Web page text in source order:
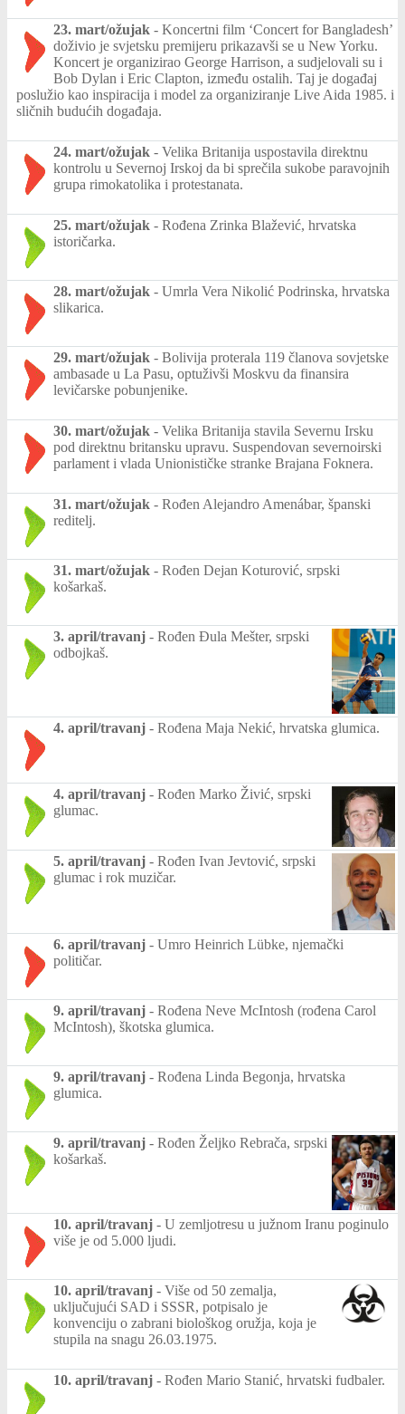
23. mart/ožujak - Koncertni film ‘Concert for Bangladesh’
doživio je svjetsku premijeru prikazavši se u New Yorku.
Koncert je organizirao George Harrison, a sudjelovali su i
Bob Dylan i Eric Clapton, između ostalih. Taj je događaj
poslužio kao inspiracija i model za organiziranje Live Aida 1985. i
sličnih budućih događaja.
24. mart/ožujak - Velika Britanija uspostavila direktnu
kontrolu u Severnoj Irskoj da bi sprečila sukobe paravojnih
grupa rimokatolika i protestanata.
25. mart/ožujak - Rođena Zrinka Blažević, hrvatska
istoričarka.
28. mart/ožujak - Umrla Vera Nikolić Podrinska, hrvatska
slikarica.
29. mart/ožujak - Bolivija proterala 119 članova sovjetske
ambasade u La Pasu, optuživši Moskvu da finansira
levičarske pobunjenike.
30. mart/ožujak - Velika Britanija stavila Severnu Irsku
pod direktnu britansku upravu. Suspendovan severnoirski
parlament i vlada Unionističke stranke Brajana Foknera.
31. mart/ožujak - Rođen Alejandro Amenábar, španski
reditelj.
31. mart/ožujak - Rođen Dejan Koturović, srpski
košarkaš.
3. april/travanj - Rođen Đula Mešter, srpski
odbojkaš.
4. april/travanj - Rođena Maja Nekić, hrvatska glumica.
4. april/travanj - Rođen Marko Živić, srpski
glumac.
5. april/travanj - Rođen Ivan Jevtović, srpski
glumac i rok muzičar.
6. april/travanj - Umro Heinrich Lübke, njemački
političar.
9. april/travanj - Rođena Neve McIntosh (rođena Carol
McIntosh), škotska glumica.
9. april/travanj - Rođena Linda Begonja, hrvatska
glumica.
9. april/travanj - Rođen Željko Rebrača, srpski
košarkaš.
10. april/travanj - U zemljotresu u južnom Iranu poginulo
više je od 5.000 ljudi.
10. april/travanj - Više od 50 zemalja,
uključujući SAD i SSSR, potpisalo je
konvenciju o zabrani biološkog oružja, koja je
stupila na snagu 26.03.1975.
10. april/travanj - Rođen Mario Stanić, hrvatski fudbaler.